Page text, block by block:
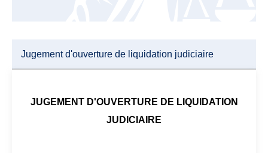
Jugement d'ouverture de liquidation judiciaire
JUGEMENT D'OUVERTURE DE LIQUIDATION
JUDICIAIRE